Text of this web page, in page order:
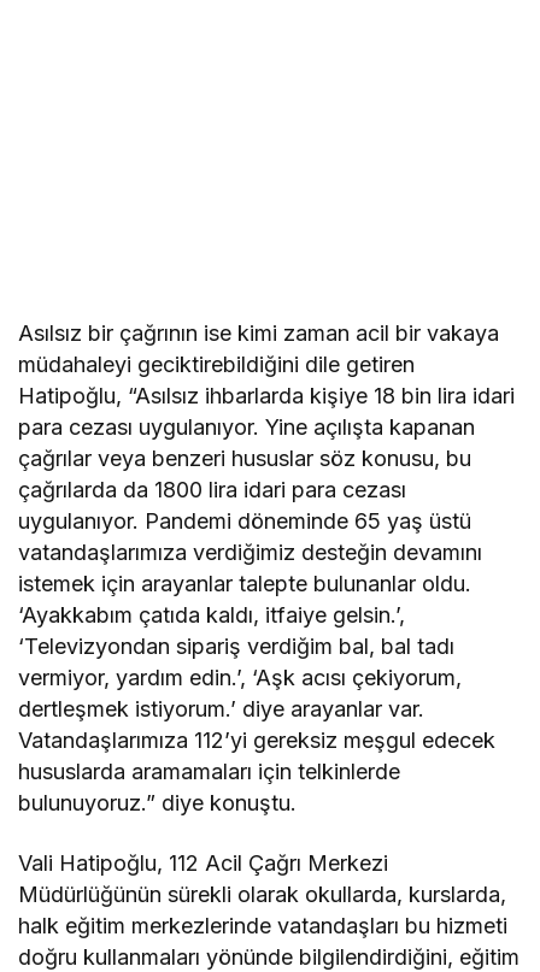
Asılsız bir çağrının ise kimi zaman acil bir vakaya
müdahaleyi geciktirebildiğini dile getiren
Hatipoğlu, “Asılsız ihbarlarda kişiye 18 bin lira idari
para cezası uygulanıyor. Yine açılışta kapanan
çağrılar veya benzeri hususlar söz konusu, bu
çağrılarda da 1800 lira idari para cezası
uygulanıyor. Pandemi döneminde 65 yaş üstü
vatandaşlarımıza verdiğimiz desteğin devamını
istemek için arayanlar talepte bulunanlar oldu.
‘Ayakkabım çatıda kaldı, itfaiye gelsin.’,
‘Televizyondan sipariş verdiğim bal, bal tadı
vermiyor, yardım edin.’, ‘Aşk acısı çekiyorum,
dertleşmek istiyorum.’ diye arayanlar var.
Vatandaşlarımıza 112’yi gereksiz meşgul edecek
hususlarda aramamaları için telkinlerde
bulunuyoruz.” diye konuştu.
Vali Hatipoğlu, 112 Acil Çağrı Merkezi
Müdürlüğünün sürekli olarak okullarda, kurslarda,
halk eğitim merkezlerinde vatandaşları bu hizmeti
doğru kullanmaları yönünde bilgilendirdiğini, eğitim